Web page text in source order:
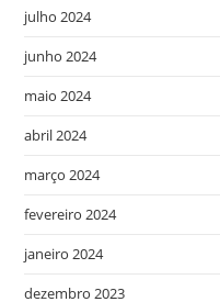
julho 2024
junho 2024
maio 2024
abril 2024
março 2024
fevereiro 2024
janeiro 2024
dezembro 2023